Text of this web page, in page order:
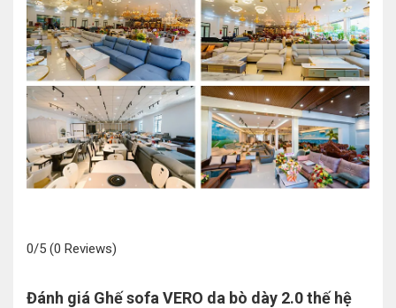
0/5 (0 Reviews)
Đánh giá Ghế sofa VERO da bò dày 2.0 thế hệ